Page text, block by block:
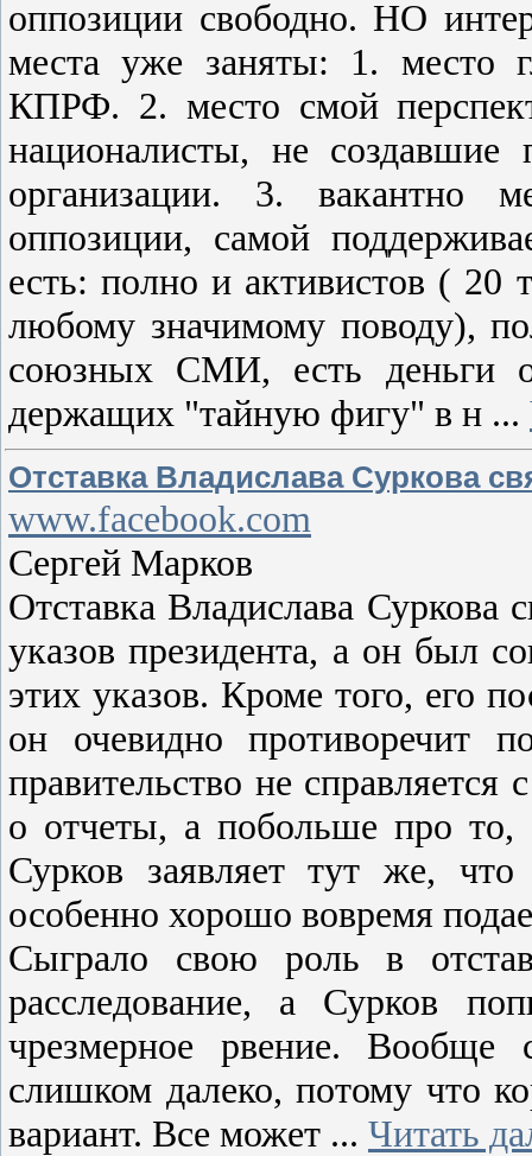
оппозиции свободно. НО
места уже заняты: 1. место
КПРФ. 2. место смой
националисты, не создавшие
организации. 3. вакантно
оппозиции, самой
есть: полно и активистов ( 20
любому значимому поводу),
союзных СМИ, есть деньги
держащих "тайную фигу" в н ...
Отставка Владислава Суркова
www.facebook.com
Сергей Марков
Отставка Владислава Суркова
указов президента, а он был
этих указов. Кроме того, его
он очевидно противоречит
правительство не
о отчеты, а побольше про то,
Сурков заявляет тут же, что
особенно хорошо вовремя
Сыграло свою роль в
расследование, а Сурков
чрезмерное рвение. Вообще
слишком далеко, потому что
вариант. Все может ... Читать